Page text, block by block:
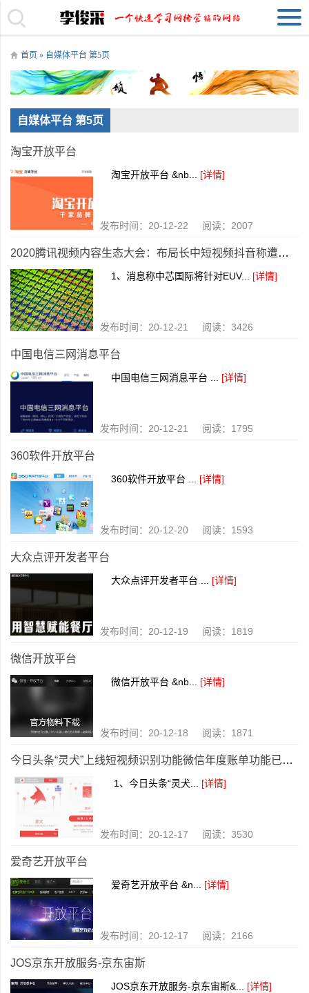
首页 » 自媒体平台 第5页
自媒体平台 第5页
淘宝开放平台
淘宝开放平台 &nb... [详情]
发布时间：20-12-22 阅读：2007
2020腾讯视频内容生态大会：布局长中短视频抖音称遭百度黑手互联网新老巨头又起风波
1、消息称中芯国际将针对EUV... [详情]
发布时间：20-12-21 阅读：3426
中国电信三网消息平台
中国电信三网消息平台 ... [详情]
发布时间：20-12-21 阅读：1795
360软件开放平台
360软件开放平台 ... [详情]
发布时间：20-12-20 阅读：1593
大众点评开发者平台
大众点评开发者平台 ... [详情]
发布时间：20-12-19 阅读：1819
微信开放平台
微信开放平台 &nb... [详情]
发布时间：20-12-18 阅读：1871
今日头条“灵犬”上线短视频识别功能微信年度账单功能已上线
1、今日头条“灵犬... [详情]
发布时间：20-12-17 阅读：3530
爱奇艺开放平台
爱奇艺开放平台 &n... [详情]
发布时间：20-12-17 阅读：2166
JOS京东开放服务-京东宙斯
JOS京东开放服务-京东宙斯&... [详情]